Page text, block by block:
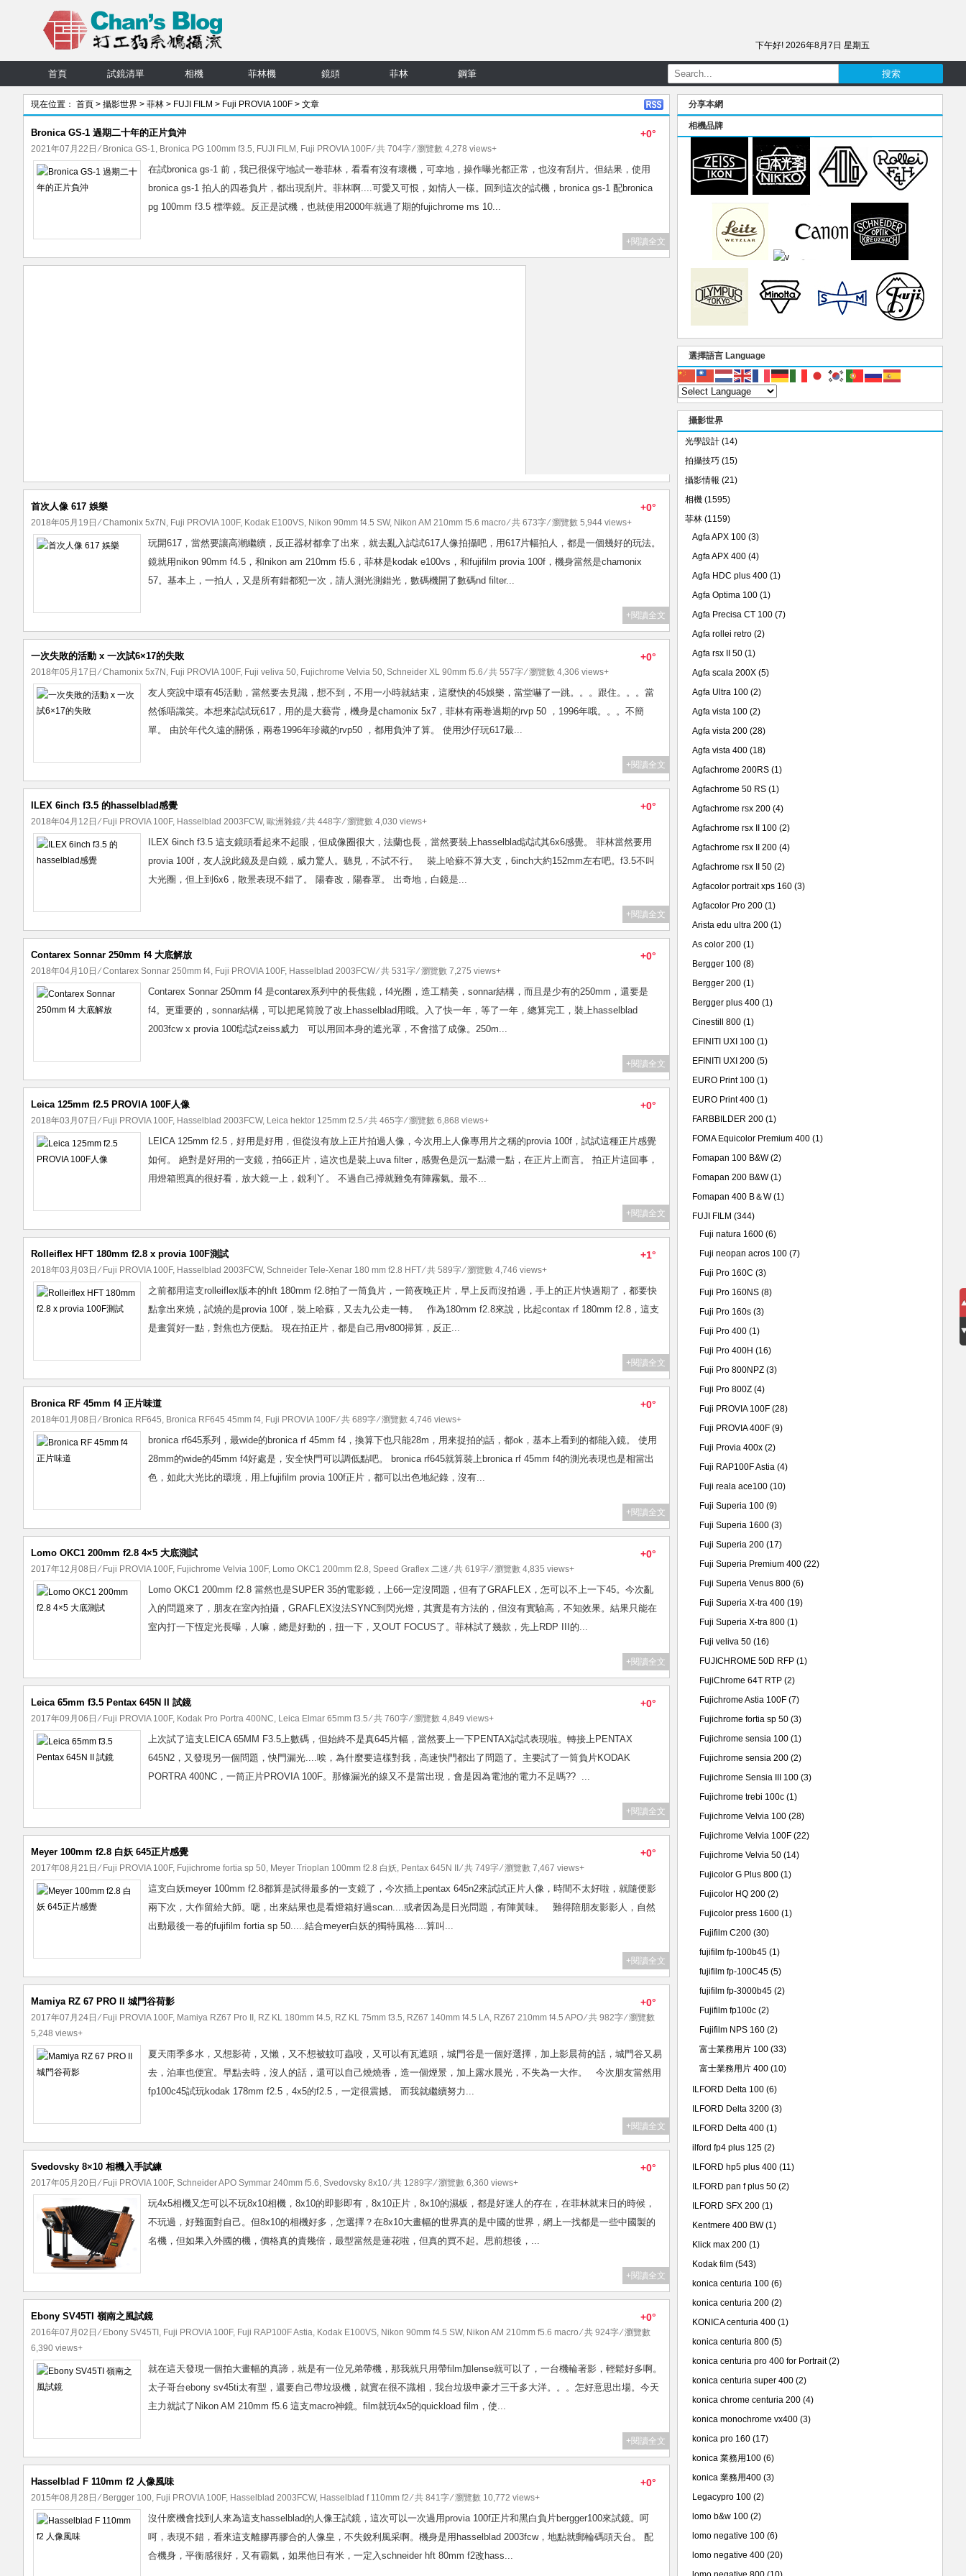
下午好! 2026年8月7日 星期五
首頁 試鏡清單 相機 菲林機 鏡頭 菲林 鋼筆
現在位置： 首頁 > 攝影世界 > 菲林 > FUJI FILM > Fuji PROVIA 100F > 文章
+0°
Bronica GS-1 過期二十年的正片負沖
2021年07月22日 ⁄ Bronica GS-1, Bronica PG 100mm f3.5, FUJI FILM , Fuji PROVIA 100F⁄ 共 704字 ⁄ 瀏覽數 4,278 views+
在試bronica gs-1 前，我已很保守地試一卷菲林，看看有沒有壞機，可幸地，操作曝光都正常，也沒有刮片。但結果，使用
bronica gs-1 拍人的四卷負片，都出現刮片。菲林啊....可愛又可恨，如情人一樣。回到這次的試機，bronica gs-1 配bronica
pg 100mm f3.5 標準鏡。反正是試機，也就使用2000年就過了期的fujichrome ms 10...
+閱讀全文
+0°
首次人像 617 娛樂
2018年05月19日 ⁄Chamonix 5x7N , Fuji PROVIA 100F, Kodak E100VS, Nikon 90mm f4.5 SW, Nikon AM 210mm f5.6 macro⁄ 共 673字 ⁄ 瀏覽數 5,944 views+
玩開617，當然要讓高潮繼續，反正器材都拿了出來，就去亂入試試617人像拍攝吧，用617片幅拍人，都是一個幾好的玩法。
鏡就用nikon 90mm f4.5，和nikon am 210mm f5.6，菲林是kodak e100vs，和fujifilm provia 100f，機身當然是chamonix
57。基本上，一拍人，又是所有錯都犯一次，請人測光測錯光，數碼機開了數碼nd filter...
+閱讀全文
+0°
一次失敗的活動 x 一次試6×17的失敗
2018年05月17日 ⁄Chamonix 5x7N , Fuji PROVIA 100F, Fuji veliva 50, Fujichrome Velvia 50, Schneider XL 90mm f5.6⁄ 共 557字 ⁄ 瀏覽數 4,306 views+
友人突說中環有45活動，當然要去見識，想不到，不用一小時就結束，這麼快的45娛樂，當堂嚇了一跳。。。跟住。。。當
然係唔識笑。本想來試試玩617，用的是大藝背，機身是chamonix 5x7，菲林有兩卷過期的rvp 50 ，1996年哦。。。不簡
單。 由於年代久遠的關係，兩卷1996年珍藏的rvp50 ，都用負沖了算。 使用沙仔玩617最...
+閱讀全文
+0°
ILEX 6inch f3.5 的hasselblad感覺
2018年04月12日 ⁄ Fuji PROVIA 100F, Hasselblad 2003FCW, 歐洲雜鏡⁄ 共 448字 ⁄ 瀏覽數 4,030 views+
ILEX 6inch f3.5 這支鏡頭看起來不起眼，但成像圈很大，法蘭也長，當然要裝上hasselblad試試其6x6感覺。 菲林當然要用
provia 100f，友人說此鏡及是白鏡，威力驚人。聽見，不試不行。 裝上哈蘇不算大支，6inch大約152mm左右吧。f3.5不叫
大光圈，但上到6x6，散景表現不錯了。 陽春改，陽春罩。 出奇地，白鏡是...
+閱讀全文
+0°
Contarex Sonnar 250mm f4 大底解放
2018年04月10日 ⁄Contarex Sonnar 250mm f4, Fuji PROVIA 100F, Hasselblad 2003FCW⁄ 共 531字 ⁄ 瀏覽數 7,275 views+
Contarex Sonnar 250mm f4 是contarex系列中的長焦鏡，f4光圈，造工精美，sonnar結構，而且是少有的250mm，還要是
f4。更重要的，sonnar結構，可以把尾筒脫了改上hasselblad用哦。入了快一年，等了一年，總算完工，裝上hasselblad
2003fcw x provia 100f試試zeiss威力 可以用回本身的遮光罩，不會擋了成像。250m...
+閱讀全文
+0°
Leica 125mm f2.5 PROVIA 100F人像
2018年03月07日 ⁄ Fuji PROVIA 100F, Hasselblad 2003FCW, Leica hektor 125mm f2.5⁄ 共 465字 ⁄ 瀏覽數 6,868 views+
LEICA 125mm f2.5，好用是好用，但從沒有放上正片拍過人像，今次用上人像專用片之稱的provia 100f，試試這種正片感覺
如何。 絶對是好用的一支鏡，拍66正片，這次也是裝上uva filter，感覺色是沉一點濃一點，在正片上而言。 拍正片這回事，
用燈箱照真的很好看，放大鏡一上，銳利丫。 不過自己掃就難免有陣霧氣。最不...
+閱讀全文
+1°
Rolleiflex HFT 180mm f2.8 x provia 100F測試
2018年03月03日 ⁄ Fuji PROVIA 100F, Hasselblad 2003FCW, Schneider Tele-Xenar 180 mm f2.8 HFT⁄ 共 589字 ⁄ 瀏覽數 4,746 views+
之前都用這支rolleiflex版本的hft 180mm f2.8拍了一筒負片，一筒夜晚正片，早上反而沒拍過，手上的正片快過期了，都要快
點拿出來燒，試燒的是provia 100f，裝上哈蘇，又去九公走一轉。 作為180mm f2.8來說，比起contax rf 180mm f2.8，這支
是畫質好一點，對焦也方便點。 現在拍正片，都是自己用v800掃算，反正...
+閱讀全文
+0°
Bronica RF 45mm f4 正片味道
2018年01月08日 ⁄ Bronica RF645, Bronica RF645 45mm f4, Fuji PROVIA 100F⁄ 共 689字 ⁄ 瀏覽數 4,746 views+
bronica rf645系列，最wide的bronica rf 45mm f4，換算下也只能28m，用來捉拍的話，都ok，基本上看到的都能入鏡。 使用
28mm的wide的45mm f4好處是，安全快門可以調低點吧。 bronica rf645就算裝上bronica rf 45mm f4的測光表現也是相當出
色，如此大光比的環境，用上fujifilm provia 100f正片，都可以出色地紀錄，沒有...
+閱讀全文
+0°
Lomo OKC1 200mm f2.8 4×5 大底測試
2017年12月08日 ⁄ Fuji PROVIA 100F, Fujichrome Velvia 100F, Lomo OKC1 200mm f2.8, Speed Graflex 二速⁄ 共 619字 ⁄ 瀏覽數 4,835 views+
Lomo OKC1 200mm f2.8 當然也是SUPER 35的電影鏡，上66一定沒問題，但有了GRAFLEX，怎可以不上一下45。今次亂
入的問題來了，朋友在室內拍攝，GRAFLEX沒法SYNC到閃光燈，其實是有方法的，但沒有實驗高，不知效果。結果只能在
室內打一下恆定光長曝，人嘛，總是好動的，扭一下，又OUT FOCUS了。菲林試了幾款，先上RDP III的...
+閱讀全文
+0°
Leica 65mm f3.5 Pentax 645N II 試鏡
2017年09月06日 ⁄ Fuji PROVIA 100F, Kodak Pro Portra 400NC, Leica Elmar 65mm f3.5⁄ 共 760字 ⁄ 瀏覽數 4,849 views+
上次試了這支LEICA 65MM F3.5上數碼，但始終不是真645片幅，當然要上一下PENTAX試試表現啦。轉接上PENTAX
645N2，又發現另一個問題，快門漏光....唉，為什麼要這樣對我，高速快門都出了問題了。主要試了一筒負片KODAK
PORTRA 400NC，一筒正片PROVIA 100F。那條漏光的線又不是當出現，會是因為電池的電力不足嗎?? ...
+閱讀全文
+0°
Meyer 100mm f2.8 白妖 645正片感覺
2017年08月21日 ⁄ Fuji PROVIA 100F, Fujichrome fortia sp 50, Meyer Trioplan 100mm f2.8 白妖, Pentax 645N II ⁄ 共 749字 ⁄ 瀏覽數 7,467 views+
這支白妖meyer 100mm f2.8都算是試得最多的一支鏡了，今次插上pentax 645n2來試試正片人像，時間不太好啦，就隨便影
兩下次，大作留給大師。嗯，出來結果也是看燈箱好過scan....或者因為是日光問題，有陣黃味。 難得陪朋友影影人，自然
出動最後一卷的fujifilm fortia sp 50.....結合meyer白妖的獨特風格....算叫...
+閱讀全文
+0°
Mamiya RZ 67 PRO II 城門谷荷影
2017年07月24日 ⁄ Fuji PROVIA 100F, Mamiya RZ67 Pro II , RZ KL 180mm f4.5, RZ KL 75mm f3.5, RZ67 140mm f4.5 LA, RZ67 210mm f4.5 APO⁄ 共 982字 ⁄ 瀏覽數
5,248 views+
夏天雨季多水，又想影荷，又懶，又不想被蚊叮蟲咬，又可以有瓦遮頭，城門谷是一個好選擇，加上影晨荷的話，城門谷又易
去，泊車也便宜。早點去時，沒人的話，還可以自己燒燒香，造一個煙景，加上露水晨光，不失為一大作。 今次朋友當然用
fp100c45試玩kodak 178mm f2.5，4x5的f2.5，一定很震撼。 而我就繼續努力...
+閱讀全文
+0°
Svedovsky 8×10 相機入手試練
2017年05月20日 ⁄ Fuji PROVIA 100F, Schneider APO Symmar 240mm f5.6, Svedovsky 8x10⁄ 共 1289字 ⁄ 瀏覽數 6,360 views+
玩4x5相機又怎可以不玩8x10相機，8x10的即影即有，8x10正片，8x10的濕板，都是好迷人的存在，在菲林就末日的時候，
不玩過，好難面對自己。但8x10的相機好多，怎選擇？在8x10大畫幅的世界真的是中國的世界，網上一找都是一些中國製的
名機，但如果入外國的機，價格真的貴幾倍，最型當然是蓮花啦，但真的買不起。思前想後，...
+閱讀全文
+0°
Ebony SV45TI 嶺南之風試鏡
2016年07月02日 ⁄ Ebony SV45TI , Fuji PROVIA 100F, Fuji RAP100F Astia, Kodak E100VS, Nikon 90mm f4.5 SW, Nikon AM 210mm f5.6 macro⁄ 共 924字 ⁄ 瀏覽數
6,390 views+
就在這天發現一個拍大畫幅的真諦，就是有一位兄弟帶機，那我就只用帶film加lense就可以了，一台機輪著影，輕鬆好多啊。
太子哥台ebony sv45ti太有型，還要自己帶垃圾機，就實在很不識相，我台垃圾申豪才三千多大洋。。。怎好意思出場。今天
主力就試了Nikon AM 210mm f5.6 這支macro神鏡。film就玩4x5的quickload film，使...
+閱讀全文
+0°
Hasselblad F 110mm f2 人像風味
2015年08月28日 ⁄ Bergger 100, Fuji PROVIA 100F, Hasselblad 2003FCW, Hasselblad f 110mm f2⁄ 共 841字 ⁄ 瀏覽數 10,772 views+
沒什麽機會找到人來為這支hasselblad的人像王試鏡，這次可以一次過用provia 100f正片和黑白負片bergger100來試鏡。呵
呵，表現不錯，看來這支離膠再膠合的人像皇，不失銳利風采啊。機身是用hasselblad 2003fcw，地點就郵輪碼頭天台。 配
合機身，平衡感很好，又有霸氣，如果他日有米，一定入schneider hft 80mm f2改hass...
分享本網
相機品牌
選擇語言 Language
攝影世界
光學設計 (14)
拍攝技巧 (15)
攝影情報 (21)
相機 (1595)
菲林 (1159)
Agfa APX 100 (3)
Agfa APX 400 (4)
Agfa HDC plus 400 (1)
Agfa Optima 100 (1)
Agfa Precisa CT 100 (7)
Agfa rollei retro (2)
Agfa rsx II 50 (1)
Agfa scala 200X (5)
Agfa Ultra 100 (2)
Agfa vista 100 (2)
Agfa vista 200 (28)
Agfa vista 400 (18)
Agfachrome 200RS (1)
Agfachrome 50 RS (1)
Agfachrome rsx 200 (4)
Agfachrome rsx II 100 (2)
Agfachrome rsx II 200 (4)
Agfachrome rsx II 50 (2)
Agfacolor portrait xps 160 (3)
Agfacolor Pro 200 (1)
Arista edu ultra 200 (1)
As color 200 (1)
Bergger 100 (8)
Bergger 200 (1)
Bergger plus 400 (1)
Cinestill 800 (1)
EFINITI UXI 100 (1)
EFINITI UXI 200 (5)
EURO Print 100 (1)
EURO Print 400 (1)
FARBBILDER 200 (1)
FOMA Equicolor Premium 400 (1)
Fomapan 100 B&W(2)
Fomapan 200 B&W(1)
Fomapan 400 B＆W(1)
FUJI FILM (344)
Fuji natura 1600 (6)
Fuji neopan acros 100 (7)
Fuji Pro 160C (3)
Fuji Pro 160NS (8)
Fuji Pro 160s (3)
Fuji Pro 400 (1)
Fuji Pro 400H (16)
Fuji Pro 800NPZ (3)
Fuji Pro 800Z (4)
Fuji PROVIA 100F (28)
Fuji PROVIA 400F (9)
Fuji Provia 400x (2)
Fuji RAP100F Astia (4)
Fuji reala ace100 (10)
Fuji Superia 100 (9)
Fuji Superia 1600 (3)
Fuji Superia 200 (17)
Fuji Superia Premium 400 (22)
Fuji Superia Venus 800 (6)
Fuji Superia X-tra 400 (19)
Fuji Superia X-tra 800 (1)
Fuji veliva 50 (16)
FUJICHROME 50D RFP (1)
FujiChrome 64T RTP (2)
Fujichrome Astia 100F (7)
Fujichrome fortia sp 50 (3)
Fujichrome sensia 100 (1)
Fujichrome sensia 200 (2)
Fujichrome Sensia III 100 (3)
Fujichrome trebi 100c (1)
Fujichrome Velvia 100 (28)
Fujichrome Velvia 100F (22)
Fujichrome Velvia 50 (14)
Fujicolor G Plus 800 (1)
Fujicolor HQ 200 (2)
Fujicolor press 1600 (1)
Fujifilm C200 (30)
fujifilm fp-100b45 (1)
fujifilm fp-100C45 (5)
fujifilm fp-3000b45 (2)
Fujifilm fp100c (2)
Fujifilm NPS 160 (2)
富士業務用片 100 (33)
富士業務用片 400 (10)
ILFORD Delta 100 (6)
ILFORD Delta 3200 (3)
ILFORD Delta 400 (1)
ilford fp4 plus 125 (2)
ILFORD hp5 plus 400 (11)
ILFORD pan f plus 50 (2)
ILFORD SFX 200 (1)
Kentmere 400 BW(1)
Klick max 200 (1)
Kodak film (543)
konica centuria 100 (6)
konica centuria 200 (2)
KONICA centuria 400 (1)
konica centuria 800 (5)
konica centuria pro 400 for Portrait(2)
konica centuria super 400 (2)
konica chrome centuria 200 (4)
konica monochrome vx400 (3)
konica pro 160 (17)
konica 業務用100 (6)
konica 業務用400 (3)
Legacypro 100 (2)
lomo b&w 100 (2)
lomo negative 100 (6)
lomo negative 400 (20)